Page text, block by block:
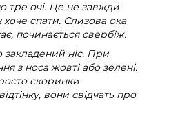
тре очі. Це не завжди
хоче спати. Слизова ока
починається свербіж.
закладений ніс. При
з носа жовті або зелені.
скоринки
вони свідчать про